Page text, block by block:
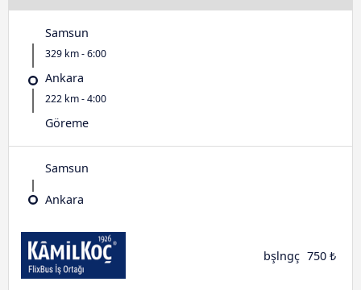
Samsun
329 km - 6:00
Ankara
222 km - 4:00
Göreme
Samsun
Ankara
bşlngç 750 ₺